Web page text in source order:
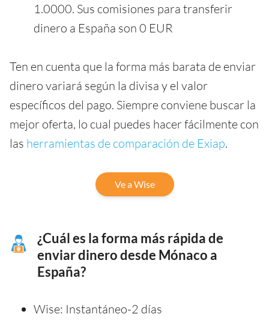
1.0000. Sus comisiones para transferir
dinero a España son 0 EUR
Ten en cuenta que la forma más barata de enviar
dinero variará según la divisa y el valor
específicos del pago. Siempre conviene buscar la
mejor oferta, lo cual puedes hacer fácilmente con
las herramientas de comparación de Exiap.
Ve a Wise
¿Cuál es la forma más rápida de
enviar dinero desde Mónaco a
España?
Wise: Instantáneo-2 días